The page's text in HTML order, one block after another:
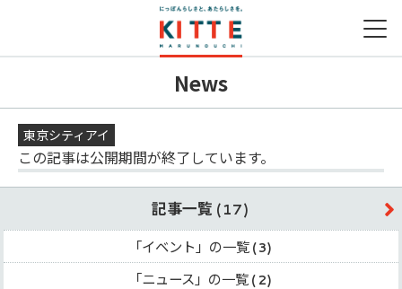
営業時間
アクセス
ファッション＆グッズ
ライフスタイルグッズ
フード＆レストラン
サービス
グルメガイドTOP
レストラン一覧
カフェ一覧
季節のメニュー
キッズメニュー一覧
取り扱いショップ一覧
新着ギフト
シネマガイドTOP
新着ギフト
キッズガイドTOP
News
東京シティアイ
この記事は公開期間が終了しています。
記事一覧 (17)
「イベント」の一覧 (3)
「ニュース」の一覧 (2)